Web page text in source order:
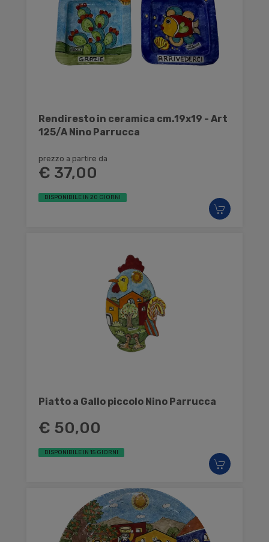
Rendiresto in ceramica cm.19x19 - Art
125/A Nino Parrucca
prezzo a partire da
€ 37,00
DISPONIBILE IN 20 GIORNI
Piatto a Gallo piccolo Nino Parrucca
€ 50,00
DISPONIBILE IN 15 GIORNI